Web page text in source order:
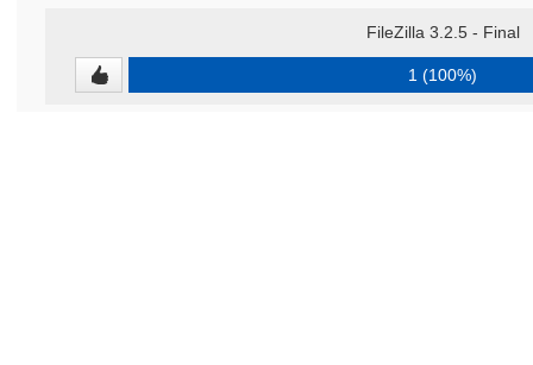
FileZilla 3.2.5 - Final
1 (100%)